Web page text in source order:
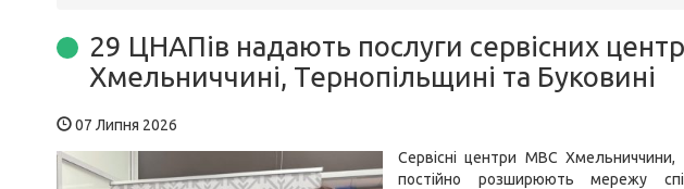
29 ЦНАПів надають послуги сервісних
Хмельниччині, Тернопільщині та Буковині
07 Липня 2026
Сервісні центри МВС
постійно розширюють мережу